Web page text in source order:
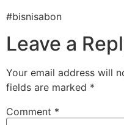
#bisnisabon
Leave a
Your email address will
fields are marked *
Comment *